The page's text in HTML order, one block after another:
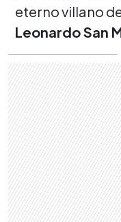
eterno villano
Leonardo San